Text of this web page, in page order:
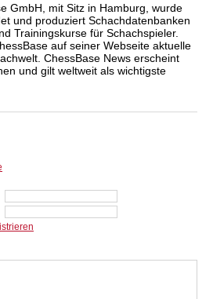
GmbH, mit Sitz in Hamburg, wurde
und produziert Schachdatenbanken
Trainingskurse für Schachspieler.
auf seiner Webseite aktuelle
ChessBase News erscheint
und gilt weltweit als wichtigste